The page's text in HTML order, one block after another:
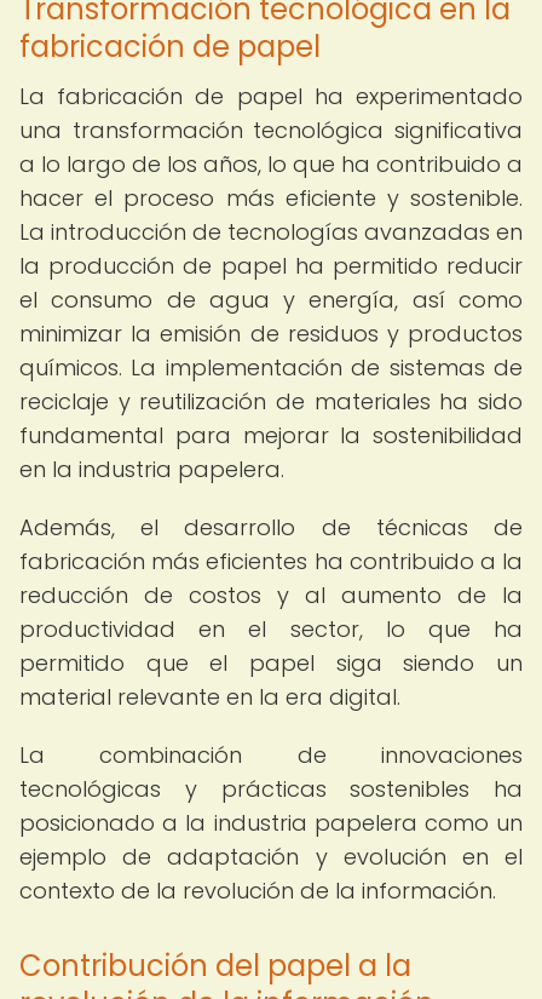
Transformación tecnológica en la
fabricación de papel
La fabricación de papel ha experimentado
una transformación tecnológica significativa
a lo largo de los años, lo que ha contribuido a
hacer el proceso más eficiente y sostenible.
La introducción de tecnologías avanzadas en
la producción de papel ha permitido reducir
el consumo de agua y energía, así como
minimizar la emisión de residuos y productos
químicos. La implementación de sistemas de
reciclaje y reutilización de materiales ha sido
fundamental para mejorar la sostenibilidad
en la industria papelera.
Además, el desarrollo de técnicas de
fabricación más eficientes ha contribuido a la
reducción de costos y al aumento de la
productividad en el sector, lo que ha
permitido que el papel siga siendo un
material relevante en la era digital.
La combinación de innovaciones
tecnológicas y prácticas sostenibles ha
posicionado a la industria papelera como un
ejemplo de adaptación y evolución en el
contexto de la revolución de la información.
Contribución del papel a la